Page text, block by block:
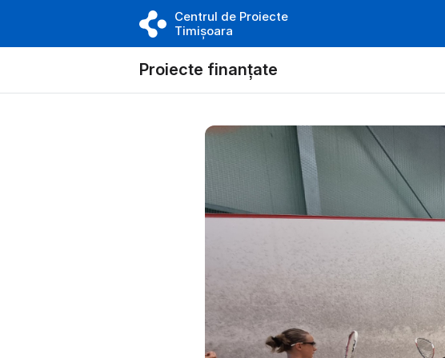
Centrul de Proiecte
Timișoara
Proiecte finanțate